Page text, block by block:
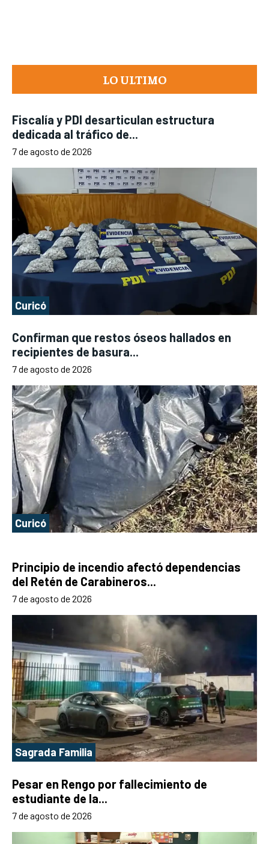
LO ULTIMO
Fiscalía y PDI desarticulan estructura
dedicada al tráfico de...
7 de agosto de 2026
Curicó
Confirman que restos óseos hallados en
recipientes de basura...
7 de agosto de 2026
Curicó
Principio de incendio afectó dependencias
del Retén de Carabineros...
7 de agosto de 2026
Sagrada Familia
Pesar en Rengo por fallecimiento de
estudiante de la...
7 de agosto de 2026